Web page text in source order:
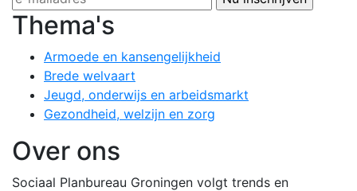
Thema's
Armoede en kansengelijkheid
Brede welvaart
Jeugd, onderwijs en arbeidsmarkt
Gezondheid, welzijn en zorg
Over ons
Sociaal Planbureau Groningen volgt trends en